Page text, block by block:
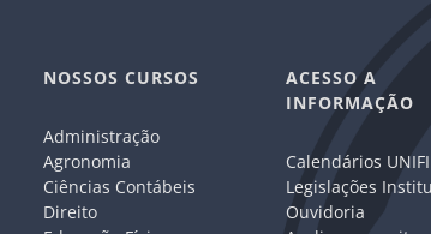
NOSSOS CURSOS
Administração
Agronomia
Ciências Contábeis
Direito
ACESSO A
INFORMAÇÃO
Calendários
Legislações
Ouvidoria